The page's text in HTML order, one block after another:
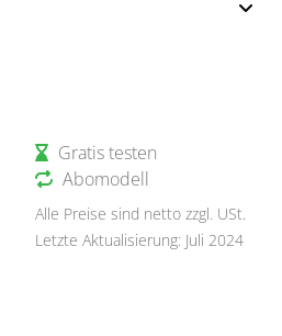
Gratis testen
Abomodell
Alle Preise sind netto zzgl. USt.
Letzte Aktualisierung: Juli 2024